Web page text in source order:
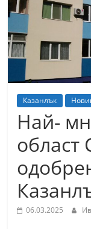
т
а
н
ъ
к
и
б
л
Казанлък
Най-
област
06.03.2025